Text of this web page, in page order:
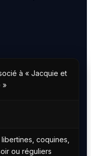
à « Jacquie et
»
coquines,
ou réguliers